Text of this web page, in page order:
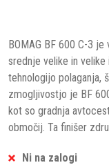
BOMAG BF 600 C-3
srednje velike in
tehnologijo polaganja,
zmogljivostjo je BF
kot so gradnja
območij. Ta finišer
Ni na zalogi